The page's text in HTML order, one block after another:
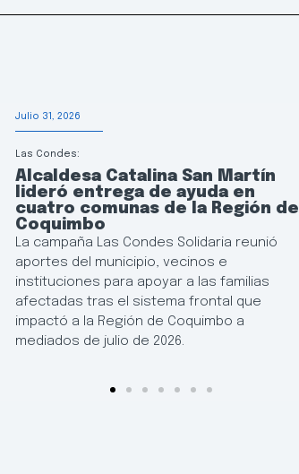
Julio 31, 2026
Las Condes:
Alcaldesa Catalina San Martín
lideró entrega de ayuda en
cuatro comunas de la Región de
Coquimbo
La campaña Las Condes Solidaria reunió
aportes del municipio, vecinos e
instituciones para apoyar a las familias
afectadas tras el sistema frontal que
impactó a la Región de Coquimbo a
mediados de julio de 2026.